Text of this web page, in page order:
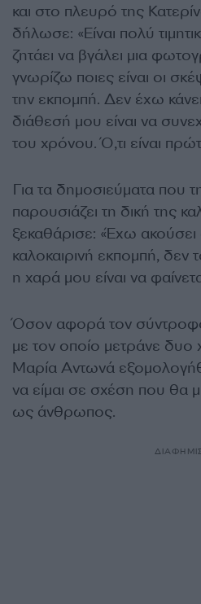
και στο πλευρό της
δήλωσε: «Είναι πολύ
ζητάει να βγάλει μια
γνωρίζω ποιες είναι οι
την εκπομπή. Δεν έχω
διάθεσή μου είναι να
του χρόνου. Ό,τι είναι
Για τα δημοσιεύματα που
παρουσιάζει τη δική της
ξεκαθάρισε: «Έχω
καλοκαιρινή εκπομπή,
η χαρά μου είναι να
Όσον αφορά τον
με τον οποίο μετράνε δυο
Μαρία Αντωνά
να είμαι σε σχέση που θα
ως άνθρωπος.